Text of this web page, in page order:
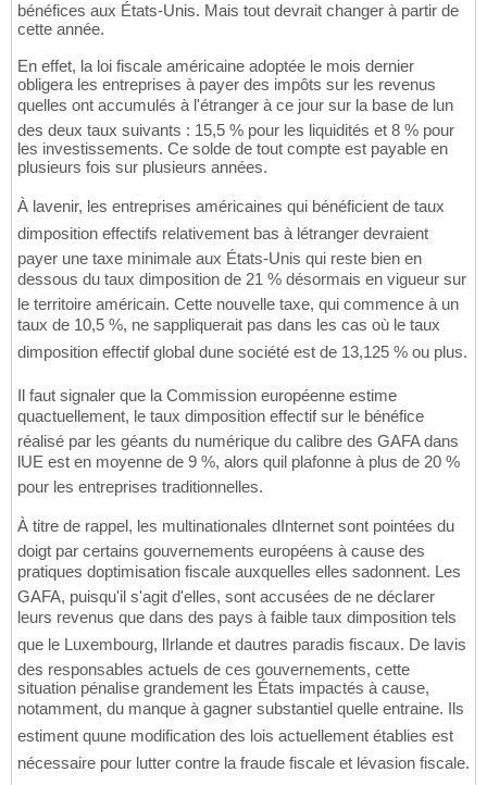
bénéfices aux États-Unis. Mais tout devrait changer à partir de
cette année.
En effet, la loi fiscale américaine adoptée le mois dernier
obligera les entreprises à payer des impôts sur les revenus
quelles ont accumulés à l'étranger à ce jour sur la base de lun
des deux taux suivants : 15,5 % pour les liquidités et 8 % pour
les investissements. Ce solde de tout compte est payable en
plusieurs fois sur plusieurs années.
À lavenir, les entreprises américaines qui bénéficient de taux
dimposition effectifs relativement bas à létranger devraient
payer une taxe minimale aux États-Unis qui reste bien en
dessous du taux dimposition de 21 % désormais en vigueur sur
le territoire américain. Cette nouvelle taxe, qui commence à un
taux de 10,5 %, ne sappliquerait pas dans les cas où le taux
dimposition effectif global dune société est de 13,125 % ou plus.
Il faut signaler que la Commission européenne estime
quactuellement, le taux dimposition effectif sur le bénéfice
réalisé par les géants du numérique du calibre des GAFA dans
lUE est en moyenne de 9 %, alors quil plafonne à plus de 20 %
pour les entreprises traditionnelles.
À titre de rappel, les multinationales dInternet sont pointées du
doigt par certains gouvernements européens à cause des
pratiques doptimisation fiscale auxquelles elles sadonnent. Les
GAFA, puisqu'il s'agit d'elles, sont accusées de ne déclarer
leurs revenus que dans des pays à faible taux dimposition tels
que le Luxembourg, lIrlande et dautres paradis fiscaux. De lavis
des responsables actuels de ces gouvernements, cette
situation pénalise grandement les États impactés à cause,
notamment, du manque à gagner substantiel quelle entraine. Ils
estiment quune modification des lois actuellement établies est
nécessaire pour lutter contre la fraude fiscale et lévasion fiscale.